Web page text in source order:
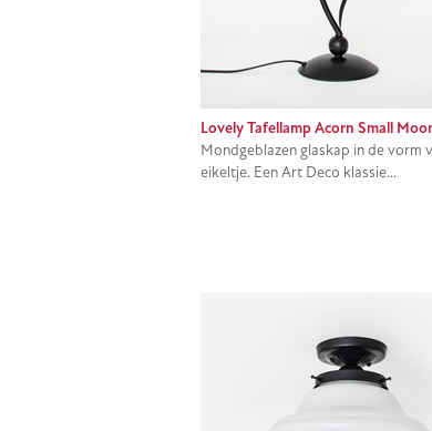
Lovely Tafellamp Acorn Small
Mondgeblazen glaskap in de vorm
eikeltje. Een Art Deco klassie...